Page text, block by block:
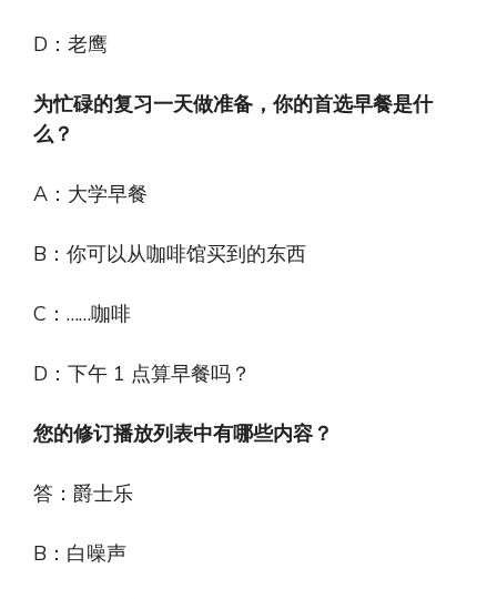
D：老鹰
为忙碌的复习一天做准备，你的首选早餐是什
么？
A：大学早餐
B：你可以从咖啡馆买到的东西
C：……咖啡
D：下午 1 点算早餐吗？
您的修订播放列表中有哪些内容？
答：爵士乐
B：白噪声